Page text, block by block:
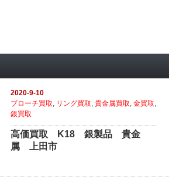
2020-9-10
ブローチ買取, リング買取,貴金属買取,金買取,
銀買取
高価買取 K18 銀製品 貴金
属 上田市